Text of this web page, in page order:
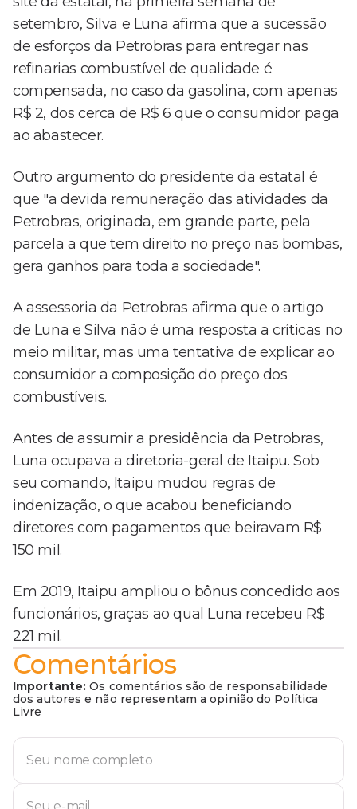
setembro, Silva e Luna afirma que a sucessão
de esforços da Petrobras para entregar nas
refinarias combustível de qualidade é
compensada, no caso da gasolina, com apenas
R$ 2, dos cerca de R$ 6 que o consumidor paga
ao abastecer.
Outro argumento do presidente da estatal é
que "a devida remuneração das atividades da
Petrobras, originada, em grande parte, pela
parcela a que tem direito no preço nas bombas,
gera ganhos para toda a sociedade".
A assessoria da Petrobras afirma que o artigo
de Luna e Silva não é uma resposta a críticas no
meio militar, mas uma tentativa de explicar ao
consumidor a composição do preço dos
combustíveis.
Antes de assumir a presidência da Petrobras,
Luna ocupava a diretoria-geral de Itaipu. Sob
seu comando, Itaipu mudou regras de
indenização, o que acabou beneficiando
diretores com pagamentos que beiravam R$
150 mil.
Em 2019, Itaipu ampliou o bônus concedido aos
funcionários, graças ao qual Luna recebeu R$
221 mil.
Comentários
Importante: Os comentários são de responsabilidade
dos autores e não representam a opinião do Política
Livre